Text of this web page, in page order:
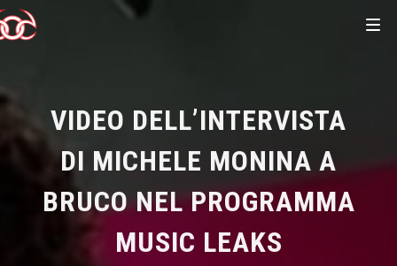
VIDEO DELL’INTERVISTA
DI MICHELE MONINA A
BRUCO NEL PROGRAMMA
MUSIC LEAKS